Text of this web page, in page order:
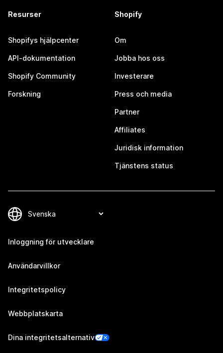
Resurser
Shopifys hjälpcenter
API-dokumentation
Shopify Community
Forskning
Shopify
Om
Jobba hos oss
Investerare
Press och media
Partner
Affiliates
Juridisk information
Tjänstens status
Inloggning för utvecklare
Användarvillkor
Integritetspolicy
Webbplatskarta
Dina integritetsalternativ